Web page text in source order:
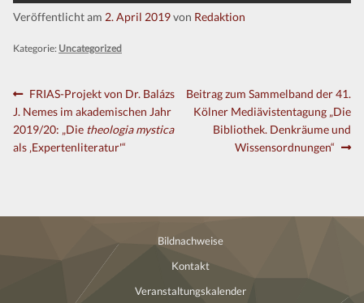
Veröffentlicht am 2. April 2019von Redaktion
Kategorie: Uncategorized
Beitragsnavigation
Vorheriger
Beitrag:
FRIAS-Projekt von Dr. Balázs
J. Nemes im akademischen Jahr
2019/20: „Die theologia mystica
als ‚Expertenliteratur'“
Nächster
Beitrag:
Beitrag zum Sammelband der 41.
Kölner Mediävistentagung „Die
Bibliothek. Denkräume und
Wissensordnungen“
Bildnachweise
Kontakt
Veranstaltungskalender